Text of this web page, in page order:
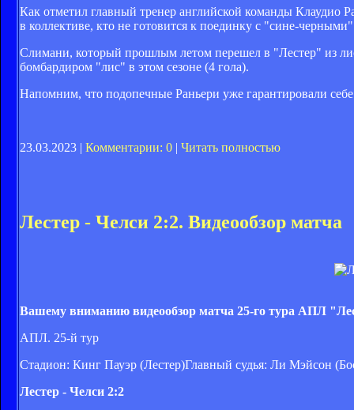
Как отметил главный тренер английской команды Клаудио
в коллективе, кто не готовится к поединку с "сине-
Слимани, который прошлым летом перешел в "Лестер" из
бомбардиром "лис" в этом сезоне (4 гола).
Напомним, что подопечные Раньери уже гарантировали себе
23.03.2023 | Комментарии: 0 | Читать полностью
Лестер - Челси 2:2. Видеообзор матча
Вашему вниманию видеообзор матча 25-го тура АПЛ
АПЛ. 25-й тур
Стадион: Кинг Пауэр (Лестер)Главный судья: Ли Мэйсон
Лестер - Челси 2:2